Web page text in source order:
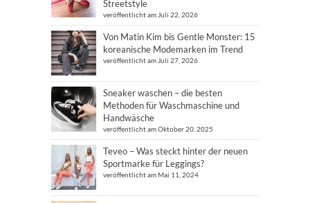
Streetstyle
veröffentlicht am Juli 22, 2026
Von Matin Kim bis Gentle Monster: 15
koreanische Modemarken im Trend
veröffentlicht am Juli 27, 2026
Sneaker waschen – die besten
Methoden für Waschmaschine und
Handwäsche
veröffentlicht am Oktober 20, 2025
Teveo – Was steckt hinter der neuen
Sportmarke für Leggings?
veröffentlicht am Mai 11, 2024